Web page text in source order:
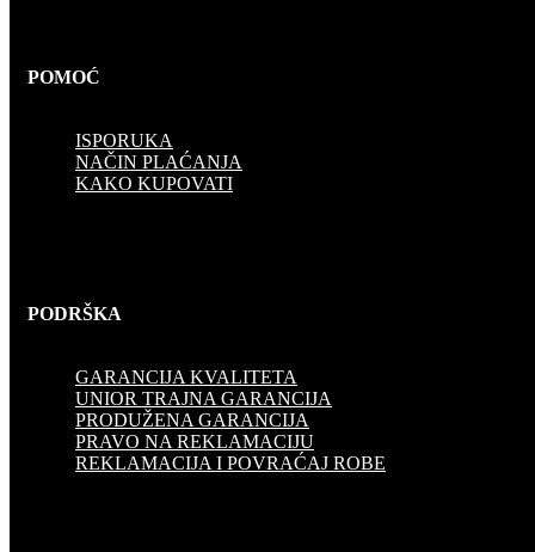
POMOĆ
ISPORUKA
NAČIN PLAĆANJA
KAKO KUPOVATI
PODRŠKA
GARANCIJA KVALITETA
UNIOR TRAJNA GARANCIJA
PRODUŽENA GARANCIJA
PRAVO NA REKLAMACIJU
REKLAMACIJA I POVRAĆAJ ROBE